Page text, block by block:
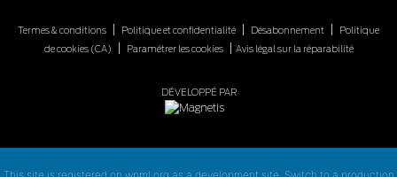
Termes & conditions Politique et confidentialité Désabonnement
Politique
de cookies (CA)
Paramétrer les cookies| Avis légal sur la réparabilité
DÉVELOPPÉ PAR